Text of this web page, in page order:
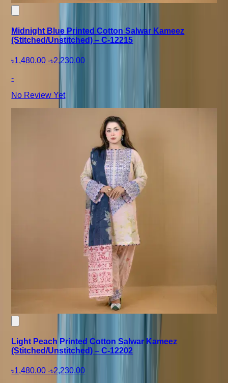
Midnight Blue Printed Cotton Salwar Kameez
(Stitched/Unstitched) – C-12215
৳1,480.00 -৳2,230.00
-
No Review Yet
Light Peach Printed Cotton Salwar Kameez
(Stitched/Unstitched) – C-12202
৳1,480.00 -৳2,230.00